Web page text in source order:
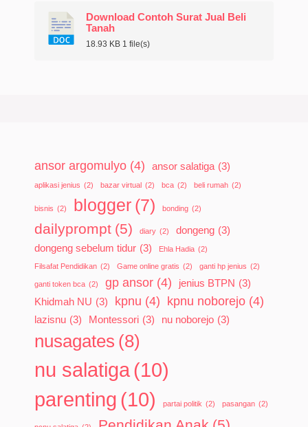
Download Contoh Surat Jual Beli
Tanah
18.93 KB 1 file(s)
ansor argomulyo (4) ansor salatiga (3)
aplikasi jenius (2) bazar virtual (2) bca (2) beli rumah (2)
bisnis (2) blogger (7) bonding (2)
dailyprompt (5) diary (2) dongeng (3)
dongeng sebelum tidur (3) Ehla Hadia (2)
Filsafat Pendidikan (2) Game online gratis (2) ganti hp jenius (2)
ganti token bca (2) gp ansor (4) jenius BTPN (3)
Khidmah NU (3) kpnu (4) kpnu noborejo (4)
lazisnu (3) Montessori (3) nu noborejo (3)
nusagates (8)
nu salatiga(10)
parenting (10) partai politik (2) pasangan (2)